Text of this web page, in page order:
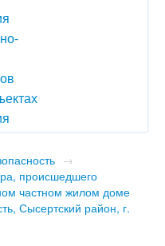
→
происшедшего
частном жилом доме
Сысертский район, г.